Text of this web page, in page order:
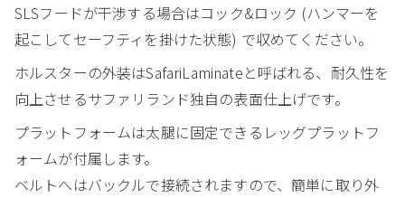
SLSフードが干渉する場合はコック&ロック (ハンマーを
起こしてセーフティを掛けた状態) で収めてください。
ホルスターの外装はSafariLaminateと呼ばれる、耐久性を
向上させるサファリランド独自の表面仕上げです。
プラットフォームは太腿に固定できるレッグプラットフ
ォームが付属します。
ベルトへはバックルで接続されますので、簡単に取り外